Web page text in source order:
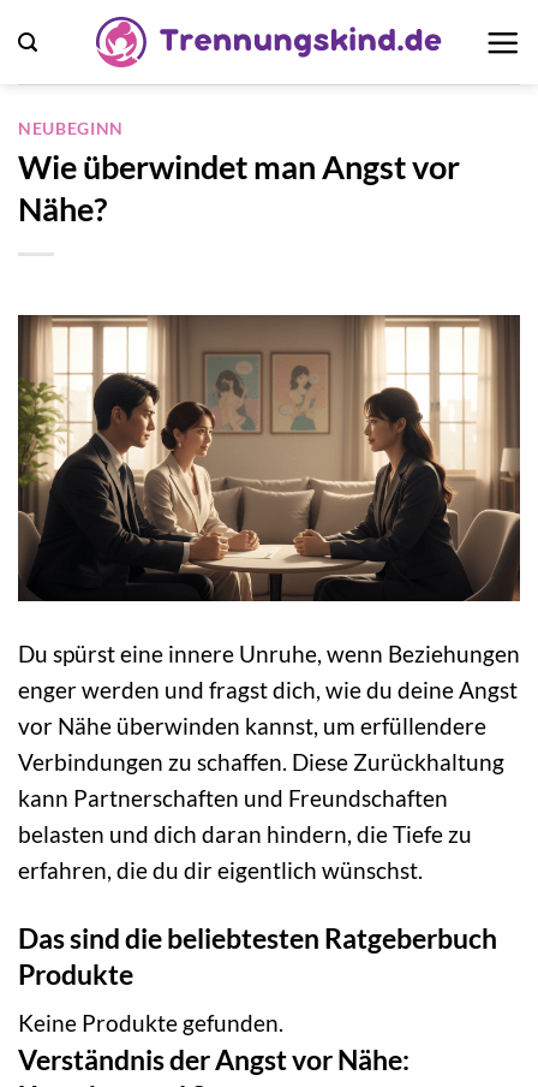
Inhalt
springen
NEUBEGINN
Wie überwindet man Angst vor
Nähe?
Du spürst eine innere Unruhe, wenn Beziehungen
enger werden und fragst dich, wie du deine Angst
vor Nähe überwinden kannst, um erfüllendere
Verbindungen zu schaffen. Diese Zurückhaltung
kann Partnerschaften und Freundschaften
belasten und dich daran hindern, die Tiefe zu
erfahren, die du dir eigentlich wünschst.
Das sind die beliebtesten Ratgeberbuch
Produkte
Keine Produkte gefunden.
Verständnis der Angst vor Nähe: